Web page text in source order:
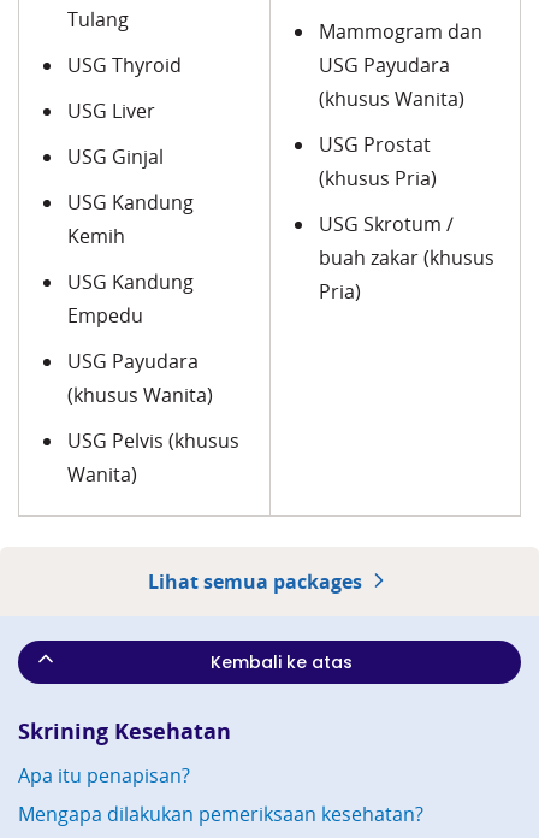
Tulang
USG Thyroid
USG Liver
USG Ginjal
USG Kandung
Kemih
USG Kandung
Empedu
USG Payudara
(khusus Wanita)
USG Pelvis (khusus
Wanita)
Mammogram dan
USG Payudara
(khusus Wanita)
USG Prostat
(khusus Pria)
USG Skrotum /
buah zakar (khusus
Pria)
Lihat semua packages
Skrining Kesehatan
Apa itu penapisan?
Mengapa dilakukan pemeriksaan kesehatan?
Kembali ke atas